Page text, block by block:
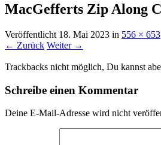
MacGefferts Zip Along
Veröffentlicht 18. Mai 2023 in 556 × 653
← Zurück Weiter →
Trackbacks nicht möglich, Du kannst
Schreibe einen Kommentar
Deine E-Mail-Adresse wird nicht